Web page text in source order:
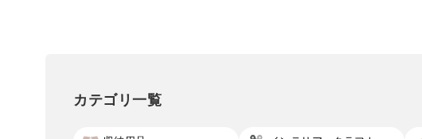
カテゴリ一覧